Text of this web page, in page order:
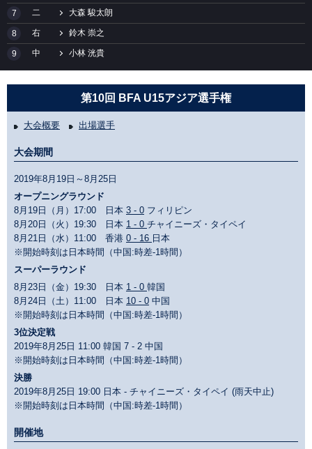
7 二 大森 駿太朗
8 右 鈴木 崇之
9 中 小林 洸貴
第10回 BFA U15アジア選手権
大会概要 出場選手
大会期間
2019年8月19日～8月25日
オープニングラウンド
8月19日（月）17:00 日本 3 - 0 フィリピン
8月20日（火）19:30 日本 1 - 0 チャイニーズ・タイペイ
8月21日（水）11:00 香港 0 - 16 日本
※開始時刻は日本時間（中国:時差-1時間）
スーパーラウンド
8月23日（金）19:30 日本 1 - 0 韓国
8月24日（土）11:00 日本 10 - 0 中国
※開始時刻は日本時間（中国:時差-1時間）
3位決定戦
2019年8月25日 11:00 韓国 7 - 2 中国
※開始時刻は日本時間（中国:時差-1時間）
決勝
2019年8月25日 19:00 日本 - チャイニーズ・タイペイ (雨天中止)
※開始時刻は日本時間（中国:時差-1時間）
開催地